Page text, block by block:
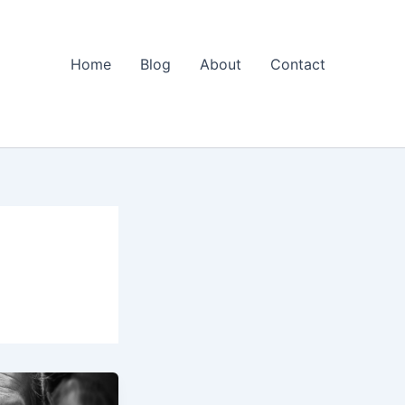
Home Blog About Contact